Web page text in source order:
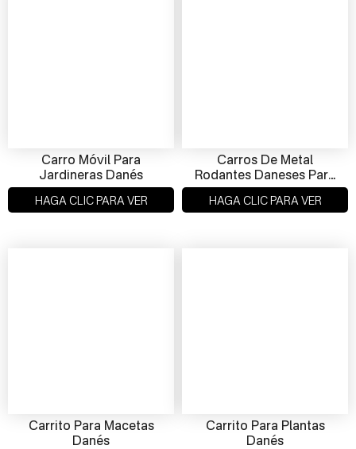
Carro Móvil Para
Jardineras Danés
HAGA CLIC PARA VER
Carros De Metal
Rodantes Daneses Para
Plantas
HAGA CLIC PARA VER
Carrito Para Macetas
Danés
Carrito Para Plantas
Danés